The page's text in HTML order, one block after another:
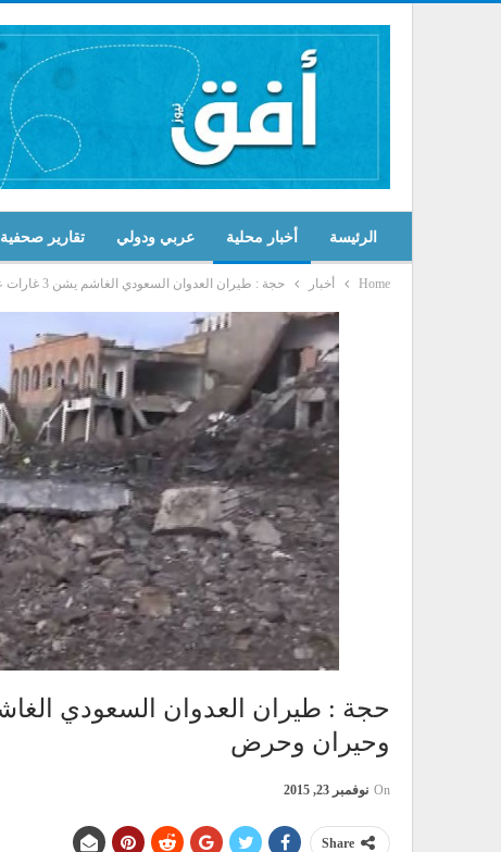
الرئيسة أخبار محلية عربي ودولي تقارير صحفية
Home أخبار حجة : طيران العدوان السعودي الغاشم يشن 3 غارات على مديريات مستبأ وحيران وحرض
وحيران وحرض
On نوفمبر 23, 2015
Share